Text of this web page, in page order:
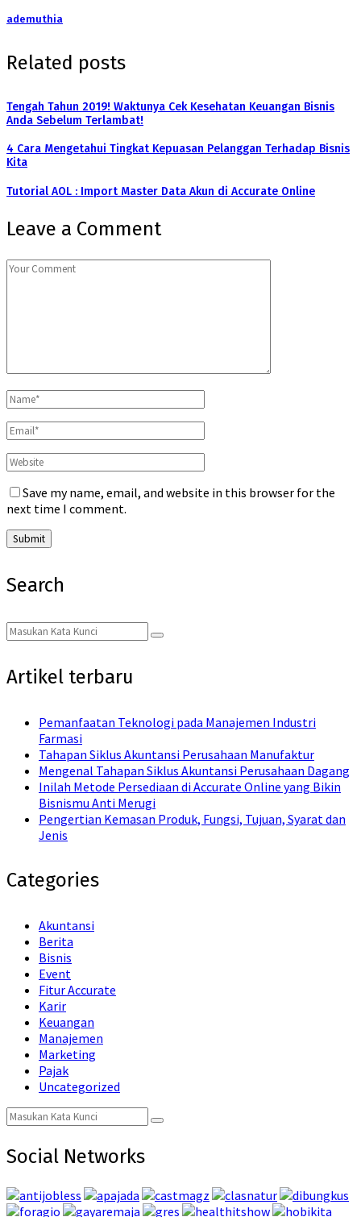
ademuthia
Related posts
Tengah Tahun 2019! Waktunya Cek Kesehatan Keuangan Bisnis
Anda Sebelum Terlambat!
4 Cara Mengetahui Tingkat Kepuasan Pelanggan Terhadap Bisnis
Kita
Tutorial AOL : Import Master Data Akun di Accurate Online
Leave a Comment
Save my name, email, and website in this browser for the
next time I comment.
Search
Search
for:
Search
Artikel terbaru
Pemanfaatan Teknologi pada Manajemen Industri
Farmasi
Tahapan Siklus Akuntansi Perusahaan Manufaktur
Mengenal Tahapan Siklus Akuntansi Perusahaan Dagang
Inilah Metode Persediaan di Accurate Online yang Bikin
Bisnismu Anti Merugi
Pengertian Kemasan Produk, Fungsi, Tujuan, Syarat dan
Jenis
Categories
Akuntansi
Berita
Bisnis
Event
Fitur Accurate
Karir
Keuangan
Manajemen
Marketing
Pajak
Uncategorized
Search
for:
Search
Social Networks